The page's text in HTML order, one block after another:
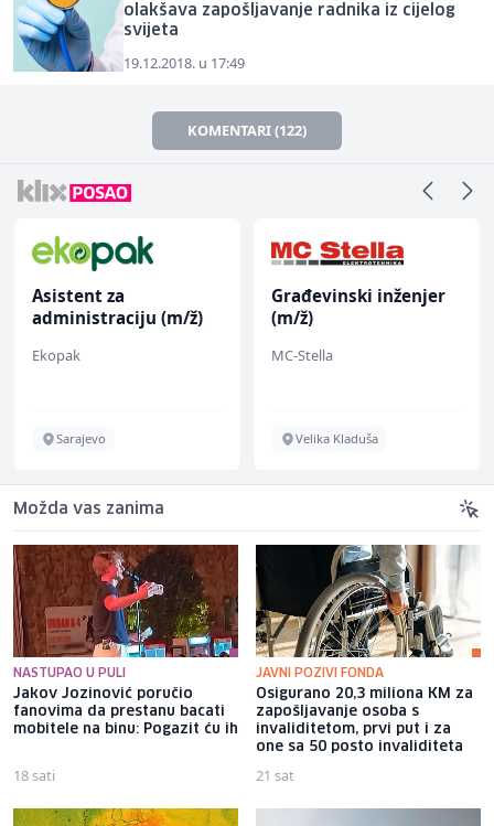
olakšava zapošljavanje radnika iz cijelog
svijeta
19.12.2018. u 17:49
KOMENTARI (122)
Asistent za
administraciju (m/ž)
Ekopak
Sarajevo
Građevinski inženjer
(m/ž)
MC-Stella
Velika Kladuša
Možda vas zanima
NASTUPAO U PULI
Jakov Jozinović poručio
fanovima da prestanu bacati
mobitele na binu: Pogazit ću ih
18 sati
JAVNI POZIVI FONDA
Osigurano 20,3 miliona KM za
zapošljavanje osoba s
invaliditetom, prvi put i za
one sa 50 posto invaliditeta
21 sat